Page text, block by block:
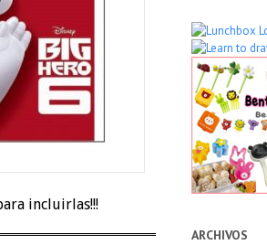
incluirlas!!!
ARCHIVOS